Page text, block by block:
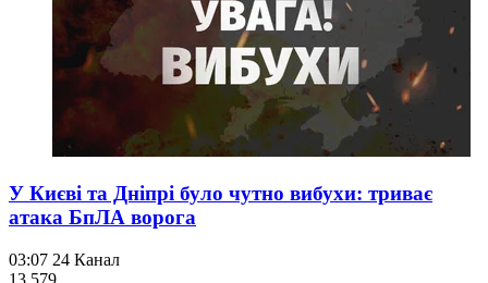
У Києві та Дніпрі було чутно вибухи: триває
атака БпЛА ворога
03:07 24 Канал
13 579